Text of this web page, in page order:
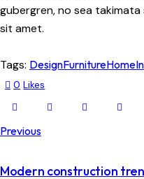
gubergren, no sea
sit amet.
Tags: DesignFurnitureHome
0 Likes
Previous
Modern construction